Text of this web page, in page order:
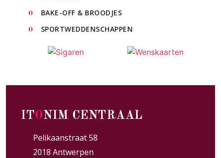
BAKE-OFF & BROODJES
SPORTWEDDENSCHAPPEN
ITONIM CENTRAAL
Pelikaanstraat 58
2018 Antwerpen